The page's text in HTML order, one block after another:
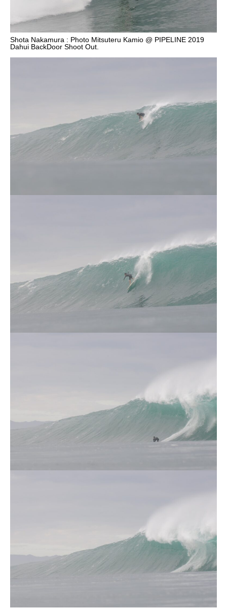
Shota Nakamura : Photo Mitsuteru Kamio @ PIPELINE 2019
Dahui BackDoor Shoot Out.